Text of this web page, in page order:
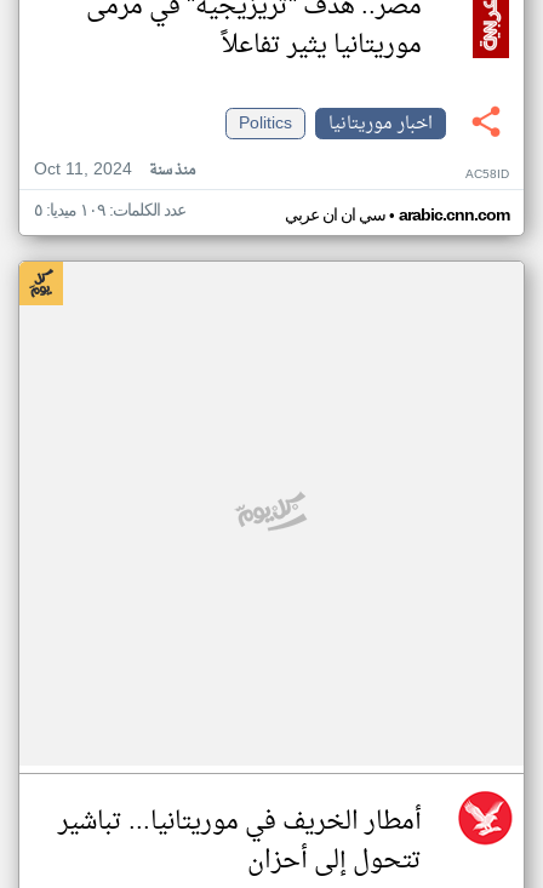
موريتانيا يثير تفاعلاً
اخبار موريتانيا
Politics
Oct 11, 2024
منذ سنة AC58ID
سي ان ان عربي• arabic.cnn.com عدد الكلمات: ١٠٩ ميديا: ٥
أمطار الخريف في موريتانيا... تباشير
تتحول إلى أحزان